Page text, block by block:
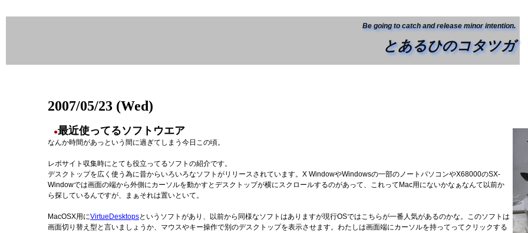
Be going to catch and release minor intention.
とあるひのコタツガ
2007/05/23 (Wed)
●最近使ってるソフトウエア
なんか時間があっという間に過ぎてしまう今日この頃。
レポサイト収集時にとても役立ってるソフトの紹介です。
デスクトップを広く使う為に昔からいろいろなソフトがリリースされています。X WindowやWindowsの一部のノートパソコンやX68000のSX-
Windowでは画面の端から外側にカーソルを動かすとデスクトップが横にスクロールするのがあって、これってMac用にないかなぁなんて以前か
ら探しているんですが、まぁそれは置いといて。
MacOSX用にVirtueDesktopsというソフトがあり、以前から同様なソフトはありますが現行OSではこちらが一番人気があるのかな。このソフトは
画面切り替え型と言いましょうか、マウスやキー操作で別のデスクトップを表示させます。わたしは画面端にカーソルを持ってってクリックする